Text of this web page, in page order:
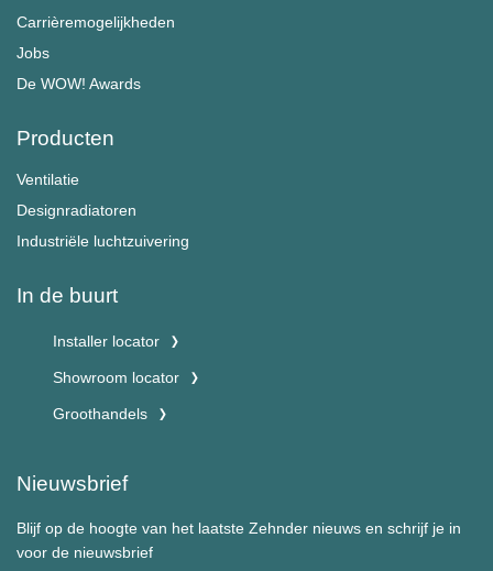
Carrièremogelijkheden
Jobs
De WOW! Awards
Producten
Ventilatie
Designradiatoren
Industriële luchtzuivering
In de buurt
Installer locator
Showroom locator
Groothandels
Nieuwsbrief
Blijf op de hoogte van het laatste Zehnder nieuws en schrijf je in
voor de nieuwsbrief